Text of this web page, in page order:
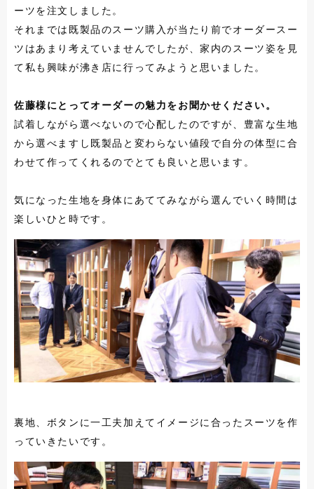
ーツを注文しました。
それまでは既製品のスーツ購入が当たり前でオーダースー
ツはあまり考えていませんでしたが、家内のスーツ姿を見
て私も興味が沸き店に行ってみようと思いました。
佐藤様にとってオーダーの魅力をお聞かせください。
試着しながら選べないので心配したのですが、豊富な生地
から選べますし既製品と変わらない値段で自分の体型に合
わせて作ってくれるのでとても良いと思います。
気になった生地を身体にあててみながら選んでいく時間は
楽しいひと時です。
裏地、ボタンに一工夫加えてイメージに合ったスーツを作
っていきたいです。